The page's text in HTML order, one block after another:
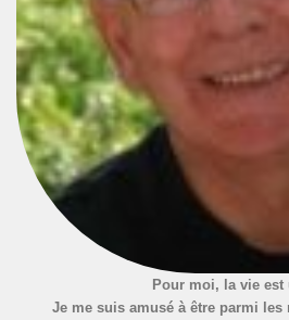
Pour moi, la vie est
Je me suis amusé à être parmi les